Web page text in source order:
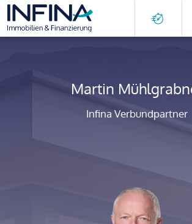
Martin
Infina Verbundpartner